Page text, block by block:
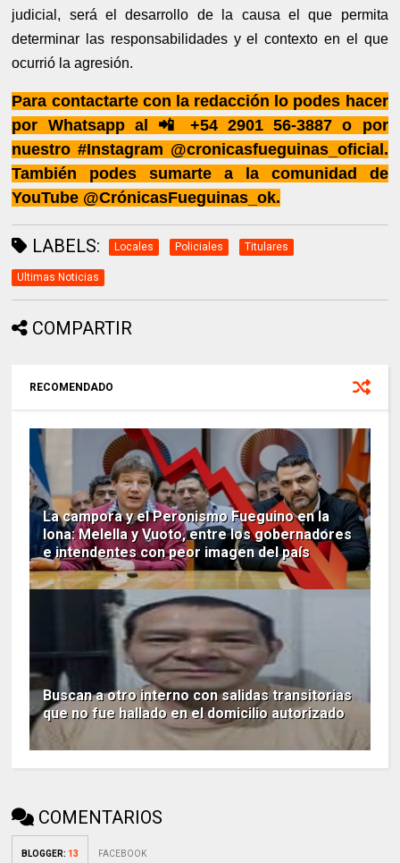
judicial, será el desarrollo de la causa el que permita
determinar las responsabilidades y el contexto en el que
ocurrió la agresión.
Para contactarte con la redacción lo podes hacer
por Whatsapp al 📲 +54 2901 56-3887 o por
nuestro #Instagram @cronicasfueguinas_oficial.
También podes sumarte a la comunidad de
YouTube @CrónicasFueguinas_ok.
LABELS: Locales Policiales Titulares
Ultimas Noticias
COMPARTIR
RECOMENDADO
La campora y el Peronismo Fueguino en la
lona: Melella y Vuoto, entre los gobernadores
e intendentes con peor imagen del país
Buscan a otro interno con salidas transitorias
que no fue hallado en el domicilio autorizado
COMENTARIOS
BLOGGER: 13 FACEBOOK